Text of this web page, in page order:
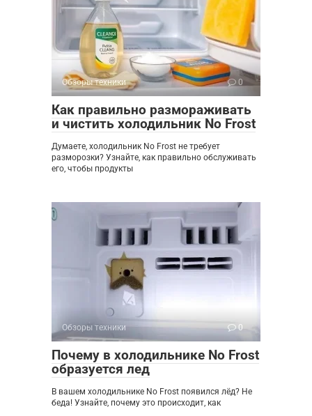
Обзоры техники 0
Как правильно размораживать
и чистить холодильник No Frost
Думаете, холодильник No Frost не требует
разморозки? Узнайте, как правильно обслуживать
его, чтобы продукты
Обзоры техники 0
Почему в холодильнике No Frost
образуется лед
В вашем холодильнике No Frost появился лёд? Не
беда! Узнайте, почему это происходит, как